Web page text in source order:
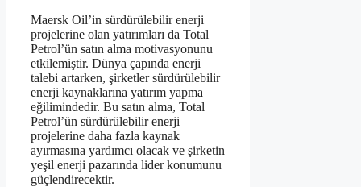
Maersk Oil’in sürdürülebilir enerji
projelerine olan yatırımları da Total
Petrol’ün satın alma motivasyonunu
etkilemiştir. Dünya çapında enerji
talebi artarken, şirketler sürdürülebilir
enerji kaynaklarına yatırım yapma
eğilimindedir. Bu satın alma, Total
Petrol’ün sürdürülebilir enerji
projelerine daha fazla kaynak
ayırmasına yardımcı olacak ve şirketin
yeşil enerji pazarında lider konumunu
güçlendirecektir.